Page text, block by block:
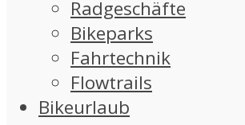
Radgeschäfte
Bikeparks
Fahrtechnik
Flowtrails
Bikeurlaub